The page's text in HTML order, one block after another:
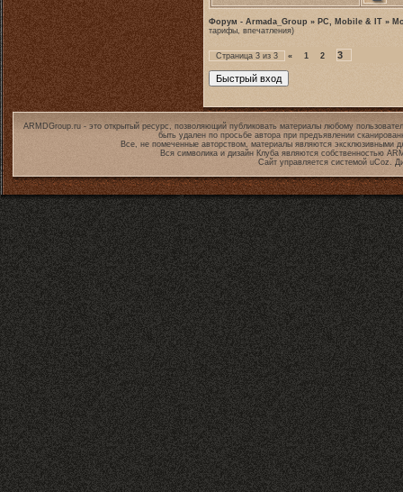
Форум - Armada_Group » PC, Mobile & IT »
тарифы, впечатления)
Страница 3 из 3 « 1 2 3
ARMDGroup.ru - это открытый ресурс, позволяющий публиковать материалы любому
быть удален по просьбе автора при предъявлении
Все, не помеченные авторством, материалы являются эксклюзивными
Вся символика и дизайн Клуба являются собственностью
Сайт управляется системой uCoz.